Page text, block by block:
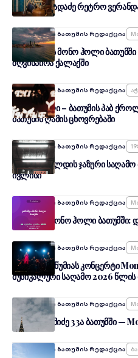
გიორგი ცხადაძე რეტრო
Ავტორი:შენი ბათუმის რედაქცია
მგზავრების მონო ჰოლი
ზღვისპირა ქალაქში
Ავტორი:შენი ბათუმის რედაქცია
ჭაჭა ქროლი – ბათუმის პაბ
ბათუმის ღამის ცხოვრებაში
Ავტორი:შენი ბათუმის რედაქცია
ჯონ სკოფილდის ჯაზური საღამო
ივლისი
Ავტორი:შენი ბათუმის რედაქცია
კირამე — მონო ჰოლი ბათუმში:
Ავტორი:შენი ბათუმის რედაქცია
ლელა წურწუმიას კონცერტი
მუსიკალური საღამო 2026 წლის
Ავტორი:შენი ბათუმის რედაქცია
ნიაზ დიასამიძე 33ა ბათუმში —
Ავტორი: შენი ბათუმის რედაქცია